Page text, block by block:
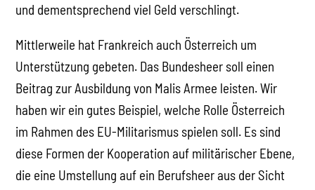
und dementsprechend viel Geld verschlingt.
Mittlerweile hat Frankreich auch Österreich um
Unterstützung gebeten. Das Bundesheer soll einen
Beitrag zur Ausbildung von Malis Armee leisten. Wir
haben wir ein gutes Beispiel, welche Rolle Österreich
im Rahmen des EU-Militarismus spielen soll. Es sind
diese Formen der Kooperation auf militärischer Ebene,
die eine Umstellung auf ein Berufsheer aus der Sicht